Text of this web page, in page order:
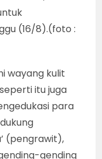
wayang
Anoman
Ramayana
Hardiyanto
dan Prof Dr
(mantan